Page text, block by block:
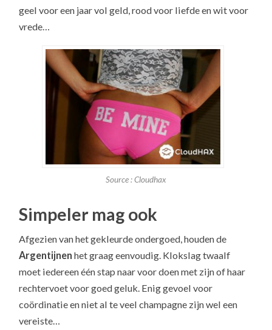
geel voor een jaar vol geld, rood voor liefde en wit voor
vrede…
Source : Cloudhax
Simpeler mag ook
Afgezien van het gekleurde ondergoed, houden de
Argentijnen het graag eenvoudig. Klokslag twaalf
moet iedereen één stap naar voor doen met zijn of haar
rechtervoet voor goed geluk. Enig gevoel voor
coördinatie en niet al te veel champagne zijn wel een
vereiste…